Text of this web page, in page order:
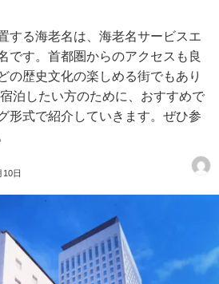
する海老名は、海老名サービスエ
です。首都圏からのアクセスも良
の歴史文化の楽しめる街でもあり
泊したい方のために、おすすめで
形式で紹介していきます。ぜひ参
10日